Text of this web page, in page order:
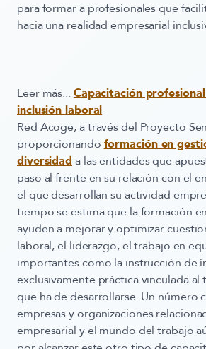
para formar a profesionales que
hacia una realidad empresarial
Leer más... Capacitación
inclusión laboral
Red Acoge, a través del Proyecto
proporcionando formación en
diversidad a las entidades que
paso al frente en su relación con el
el que desarrollan su actividad
tiempo se estima que la formación
ayuden a mejorar y optimizar
laboral, el liderazgo, el trabajo en
importantes como la instrucción de
exclusivamente práctica vinculada
que ha de desarrollarse. Un número
empresas y organizaciones
empresarial y el mundo del trabajo